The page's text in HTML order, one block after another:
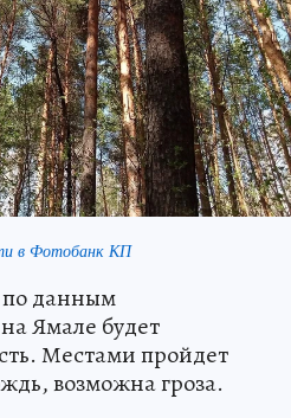
в Фотобанк КП
по данным
Ямале будет
Местами пройдет
возможна гроза.